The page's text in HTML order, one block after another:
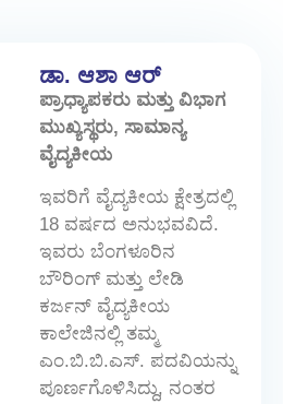
ಡಾ. ಆಶಾ ಆರ್
ಪ್ರಾಧ್ಯಾಪಕರು ಮತ್ತು ವಿಭಾಗ
ಮುಖ್ಯಸ್ಥರು, ಸಾಮಾನ್ಯ
ವೈದ್ಯಕೀಯ
ಇವರಿಗೆ ವೈದ್ಯಕೀಯ ಕ್ಷೇತ್ರದಲ್ಲಿ
18 ವರ್ಷದ ಅನುಭವವಿದೆ.
ಇವರು ಬೆಂಗಳೂರಿನ
ಬೌರಿಂಗ್ ಮತ್ತು ಲೇಡಿ
ಕರ್ಜನ್ ವೈದ್ಯಕೀಯ
ಕಾಲೇಜಿನಲ್ಲಿ ತಮ್ಮ
ಎಂ.ಬಿ.ಬಿ.ಎಸ್. ಪದವಿಯನ್ನು
ಪೂರ್ಣಗೊಳಿಸಿದ್ದು, ನಂತರ